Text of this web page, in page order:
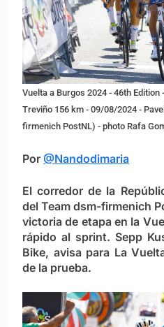
Vuelta a Burgos 2024 - 46th Edition
Treviño 156 km - 09/08/2024 -
firmenich PostNL) - photo Rafa
Por @Nandodimaria
El corredor de la
del Team dsm-firmenich
victoria de etapa en la
rápido al sprint. Sepp
Bike, avisa para La
de la prueba.